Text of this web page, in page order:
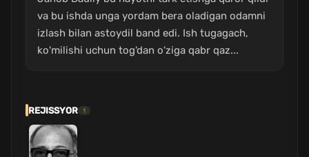
va bu ishda unga yordam bera oladigan odamni
izlash bilan astoydil band edi. Ish tugagach,
ko'milishi uchun tog'dan o'ziga qabr qaz...
REJISSYOR 1